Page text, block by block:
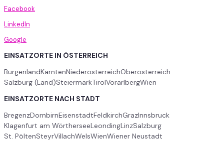
Facebook
LinkedIn
Google
EINSATZORTE IN ÖSTERREICH
BurgenlandKärntenNiederösterreichOberösterreich
Salzburg (Land)SteiermarkTirolVorarlbergWien
EINSATZORTE NACH STADT
BregenzDornbirnEisenstadtFeldkirchGrazInnsbruck
Klagenfurt am WörtherseeLeondingLinzSalzburg
St. PöltenSteyrVillachWelsWienWiener Neustadt